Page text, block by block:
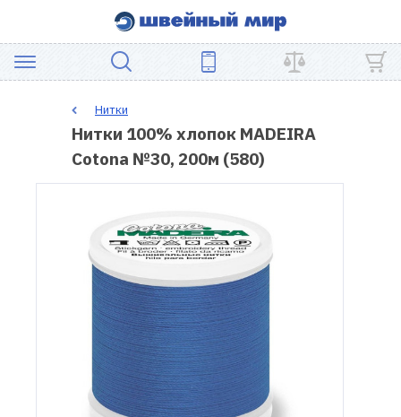
ШВЕЙНОЕ
ОБОРУДОВАНИЕ
АКСЕССУАРЫ
Нитки
Нитки 100% хлопок MADEIRA
Cotona №30, 200м (580)